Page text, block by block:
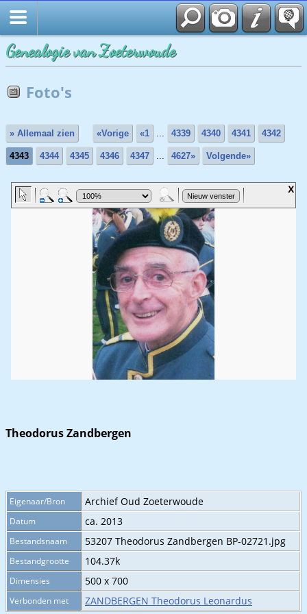
Genealogie van Zoeterwoude
Foto's
» Allemaal zien «Vorige «1 ... 4339 4340 4341 4342
4343 4344 4345 4346 4347 ... 4627» Volgende»
Theodorus Zandbergen
Eigenaar/Bron Archief Oud Zoeterwoude
Datum ca. 2013
Bestandsnaam 53207 Theodorus Zandbergen BP-02721.jpg
Bestandgrootte 104.37k
Dimensies 500 x 700
Verbonden met ZANDBERGEN Theodorus Leonardus